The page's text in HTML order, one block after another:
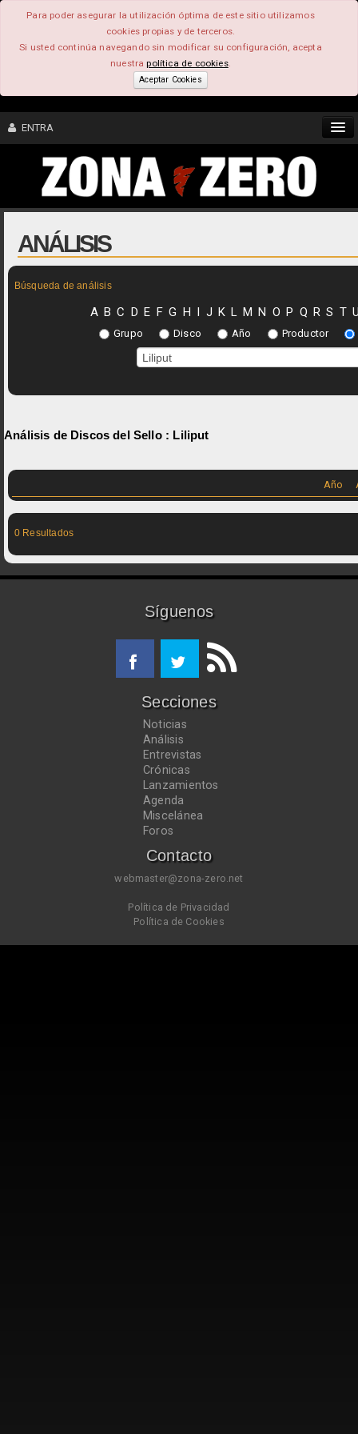
Para poder asegurar la utilización óptima de este sitio utilizamos
cookies propias y de terceros.
Si usted continúa navegando sin modificar su configuración, acepta
nuestrapolítica de cookies.
Aceptar Cookies
ENTRA
CONTENIDO
COMUNIDAD
FEEEDBACK
ANÁLISIS
Búsqueda de análisis
A B C D E F G H I J K L M N O P Q R S T
Grupo Disco Año Productor
Análisis de Discos del Sello : Liliput
Año
0 Resultados
Síguenos
Secciones
Noticias
Análisis
Entrevistas
Crónicas
Lanzamientos
Agenda
Miscelánea
Foros
Contacto
webmaster@zona-zero.net
Política de Privacidad
Política de Cookies